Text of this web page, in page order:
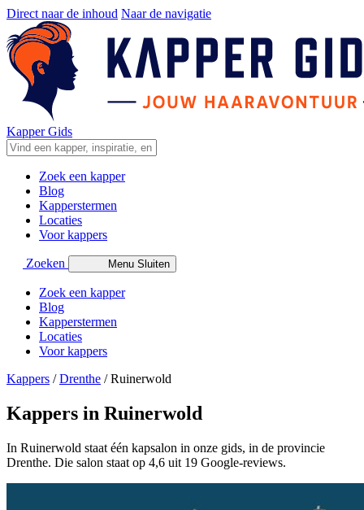
Direct naar de inhoud Naar de navigatie
Kapper Gids
Zoek een kapper
Blog
Kapperstermen
Locaties
Voor kappers
Zoeken Menu Sluiten
Zoek een kapper
Blog
Kapperstermen
Locaties
Voor kappers
Kappers /Drenthe /Ruinerwold
Kappers in Ruinerwold
In Ruinerwold staat één kapsalon in onze gids, in de provincie
Drenthe. Die salon staat op 4,6 uit 19 Google-reviews.